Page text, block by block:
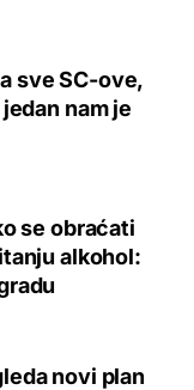
sve SC-ove,
nam je
se obraćati
alkohol:
novi plan